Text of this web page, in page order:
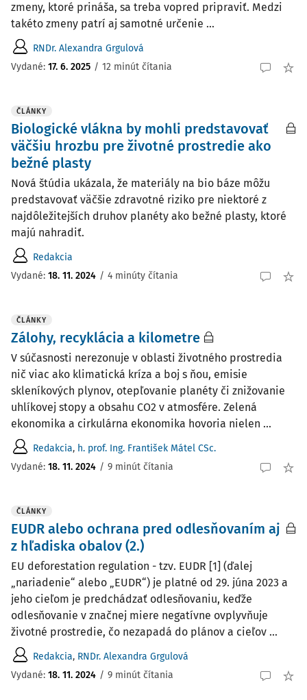
zmeny, ktoré prináša, sa treba vopred pripraviť. Medzi
takéto zmeny patrí aj samotné určenie ...
RNDr. Alexandra Grgulová
Vydané: 17. 6. 2025 / 12 minút čítania
ČLÁNKY
Biologické vlákna by mohli predstavovať
väčšiu hrozbu pre životné prostredie ako
bežné plasty
Nová štúdia ukázala, že materiály na bio báze môžu
predstavovať väčšie zdravotné riziko pre niektoré z
najdôležitejších druhov planéty ako bežné plasty, ktoré
majú nahradiť.
Redakcia
Vydané: 18. 11. 2024 / 4 minúty čítania
ČLÁNKY
Zálohy, recyklácia a kilometre
V súčasnosti nerezonuje v oblasti životného prostredia
nič viac ako klimatická kríza a boj s ňou, emisie
skleníkových plynov, otepľovanie planéty či znižovanie
uhlíkovej stopy a obsahu CO2 v atmosfére. Zelená
ekonomika a cirkulárna ekonomika hovoria nielen ...
Redakcia, h. prof. Ing. František Mátel CSc.
Vydané: 18. 11. 2024 / 9 minút čítania
ČLÁNKY
EUDR alebo ochrana pred odlesňovaním aj
z hľadiska obalov (2.)
EU deforestation regulation - tzv. EUDR [1] (ďalej
„nariadenie“ alebo „EUDR“) je platné od 29. júna 2023 a
jeho cieľom je predchádzať odlesňovaniu, keďže
odlesňovanie v značnej miere negatívne ovplyvňuje
životné prostredie, čo nezapadá do plánov a cieľov ...
Redakcia, RNDr. Alexandra Grgulová
Vydané: 18. 11. 2024 / 9 minút čítania